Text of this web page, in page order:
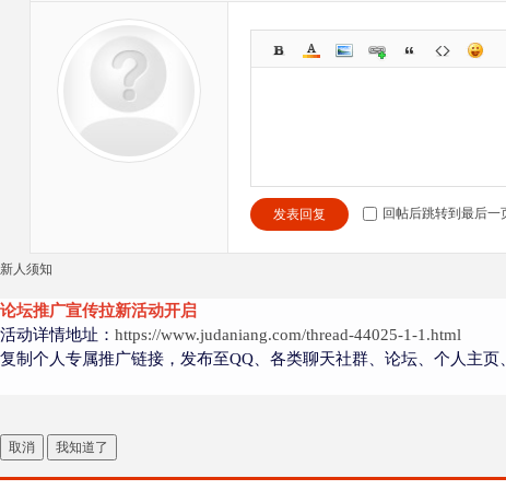
发表回复 回帖后跳转到最后一
新人须知
论坛推广宣传拉新活动开启
活动详情地址： https://www.judaniang.com/thread-44025-1-1.html
复制个人专属推广链接，发布至QQ、各类聊天社群、论坛、个人主
取消 我知道了